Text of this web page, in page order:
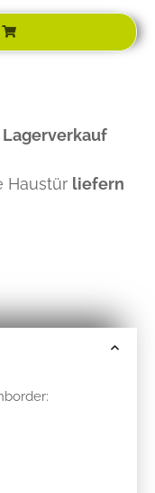
Lagerverkauf
Haustür liefern